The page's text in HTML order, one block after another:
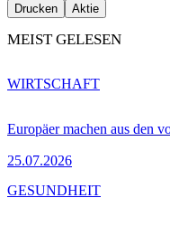
Drucken Aktie
MEIST GELESEN
Europäer machen aus den
25.07.2026
WIRTSCHAFT
GESUNDHEIT